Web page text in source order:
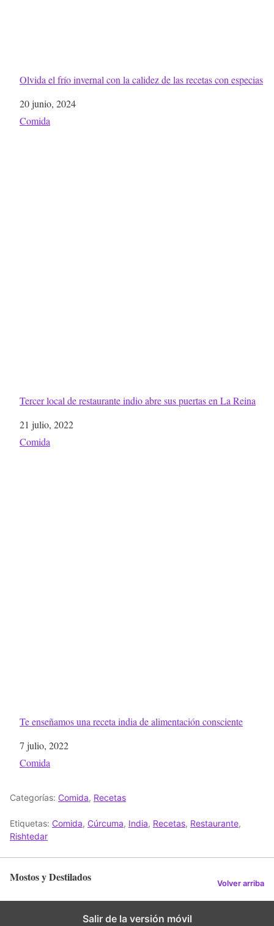
Fecha
20 junio, 2024
Respecto a
Comida
Fecha
21 julio, 2022
Respecto a
Comida
Fecha
7 julio, 2022
Respecto a
Comida
Etiquetas: Cúrcuma
Rishtedar
Mostos y Destilados
Salir de la versión móvil